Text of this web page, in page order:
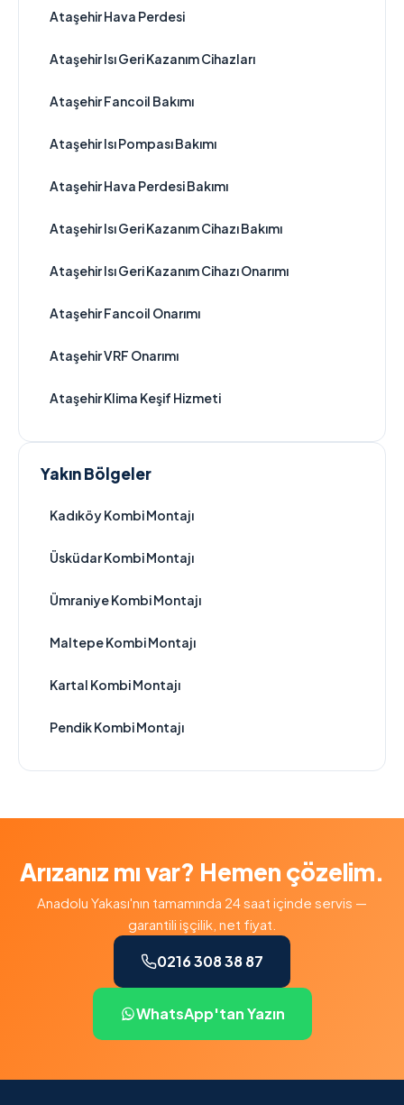
Ataşehir Hava Perdesi
Ataşehir Isı Geri Kazanım Cihazları
Ataşehir Fancoil Bakımı
Ataşehir Isı Pompası Bakımı
Ataşehir Hava Perdesi Bakımı
Ataşehir Isı Geri Kazanım Cihazı Bakımı
Ataşehir Isı Geri Kazanım Cihazı Onarımı
Ataşehir Fancoil Onarımı
Ataşehir VRF Onarımı
Ataşehir Klima Keşif Hizmeti
Yakın Bölgeler
Kadıköy Kombi Montajı
Üsküdar Kombi Montajı
Ümraniye Kombi Montajı
Maltepe Kombi Montajı
Kartal Kombi Montajı
Pendik Kombi Montajı
Arızanız mı var? Hemen çözelim.
Anadolu Yakası'nın tamamında 24 saat içinde servis —
garantili işçilik, net fiyat.
0216 308 38 87
WhatsApp'tan Yazın